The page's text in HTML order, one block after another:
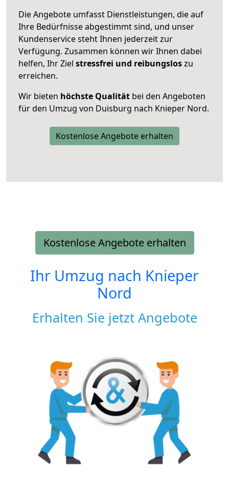
Die Angebote umfasst Dienstleistungen, die auf
Ihre Bedürfnisse abgestimmt sind, und unser
Kundenservice steht Ihnen jederzeit zur
Verfügung. Zusammen können wir Ihnen dabei
helfen, Ihr Ziel stressfrei und reibungsloszu
erreichen.
Wir bieten höchste Qualität bei den Angeboten
für den Umzug von Duisburg nach Knieper Nord.
Kostenlose Angebote erhalten
Kostenlose Angebote erhalten
Ihr Umzug nach Knieper
Nord
Erhalten Sie jetzt Angebote